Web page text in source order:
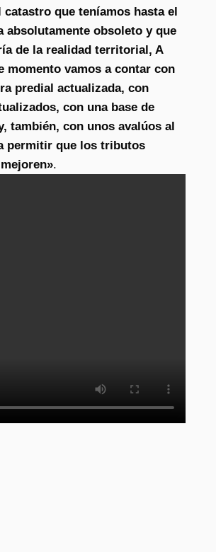
catastro que teníamos hasta el
absolutamente obsoleto y que
de la realidad territorial, A
momento vamos a contar con
predial actualizada, con
con una base de
también, con unos avalúos al
permitir que los tributos
.